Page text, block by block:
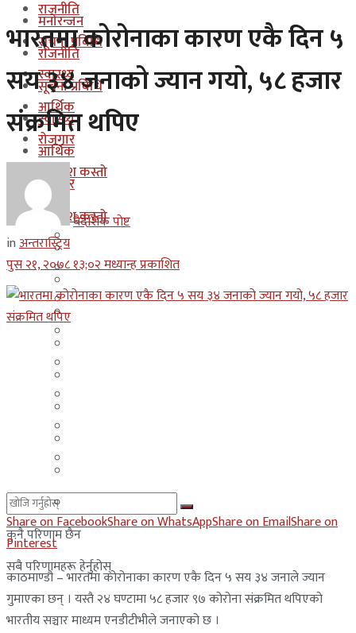
राजनीति
सूचना प्रबिधि
स्वास्थ्य
आर्थिक
रोजगार
कुन देश कस्तो
इजरायल
कुवेत
दक्षिण कोरीया
कुनै परिणाम छैन
सबै परिणामहरू हेर्नुहोस्
मनोरन्जन
राजनीति
सूचना प्रबिधि
स्वास्थ्य
आर्थिक
रोजगार
कुन देश कस्तो
कुवेत
भारतमा कोरोनाका कारण एकै दिन ५
सय ३४ जनाको ज्यान गयो, ५८ हजार
संक्रमित थपिए
बैदेशिक पोष्ट
inअन्तरास्ट्रिय
पुस २१, २०७८ १३;०२ मध्यान्ह प्रकाशित
Share on FacebookShare on WhatsAppShare on EmailShare on
Pinterest
काठमाण्डौ – भारतमा कोरोनाका कारण एकै दिन ५ सय ३४ जनाले ज्यान
गुमाएका छन् । यस्तै २४ घण्टामा ५८ हजार ९७ कोरोना संक्रमित थपिएको
भारतीय सञ्चार माध्यम एनडीटीभीले जनाएको छ ।